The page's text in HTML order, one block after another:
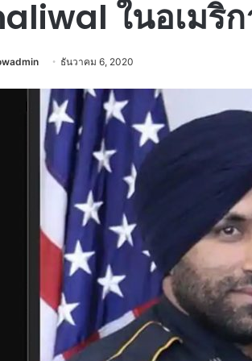
ในอเมริ
ธันวาคม 6, 2020